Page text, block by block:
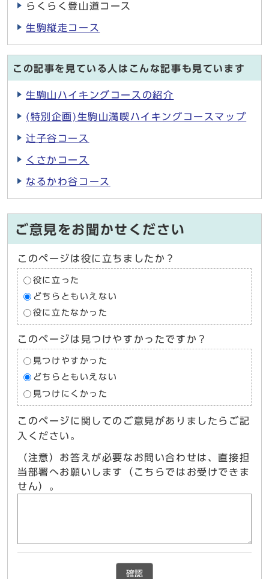
らくらく登山道コース
生駒縦走コース
この記事を見ている人はこんな記事も見ています
生駒山ハイキングコースの紹介
(特別企画)生駒山満喫ハイキングコースマップ
辻子谷コース
くさかコース
なるかわ谷コース
ご意見をお聞かせください
このページは役に立ちましたか？
役に立った
どちらともいえない
役に立たなかった
このページは見つけやすかったですか？
見つけやすかった
どちらともいえない
見つけにくかった
このページに関してのご意見がありましたらご記
入ください。
（注意）お答えが必要なお問い合わせは、直接担
当部署へお願いします（こちらではお受けできま
せん）。
確認